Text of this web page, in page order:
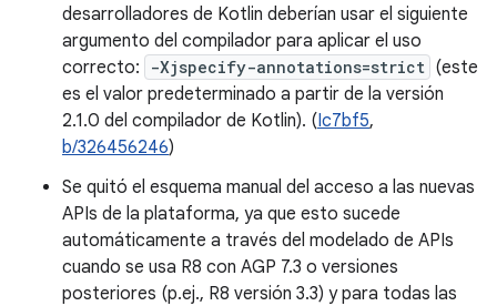
desarrolladores de Kotlin deberían usar el siguiente
argumento del compilador para aplicar el uso
correcto:
-Xjspecify-annotations=strict (este
es el valor predeterminado a partir de la versión
2.1.0 del compilador de Kotlin). (Ic7bf5,
b/326456246)
Se quitó el esquema manual del acceso a las nuevas
APIs de la plataforma, ya que esto sucede
automáticamente a través del modelado de APIs
cuando se usa R8 con AGP 7.3 o versiones
posteriores (p.ej., R8 versión 3.3) y para todas las